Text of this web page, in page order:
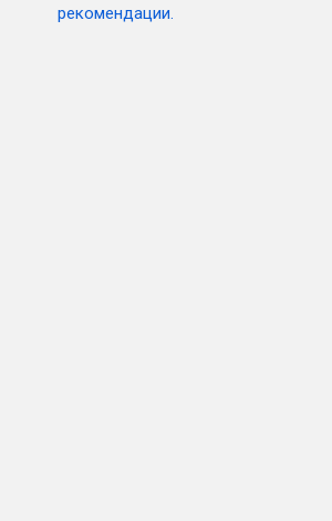
рекомендации.